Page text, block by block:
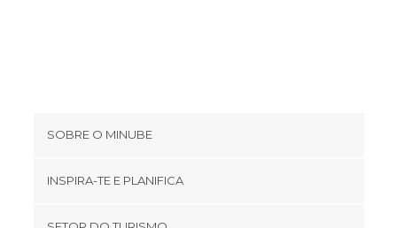
SOBRE O MINUBE
INSPIRA-TE E PLANIFICA